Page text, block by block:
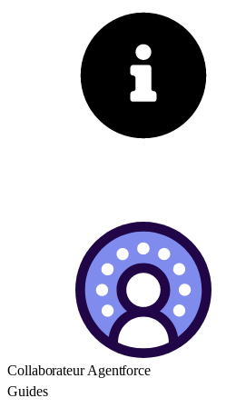
Collaborateur Agentforce
Guides